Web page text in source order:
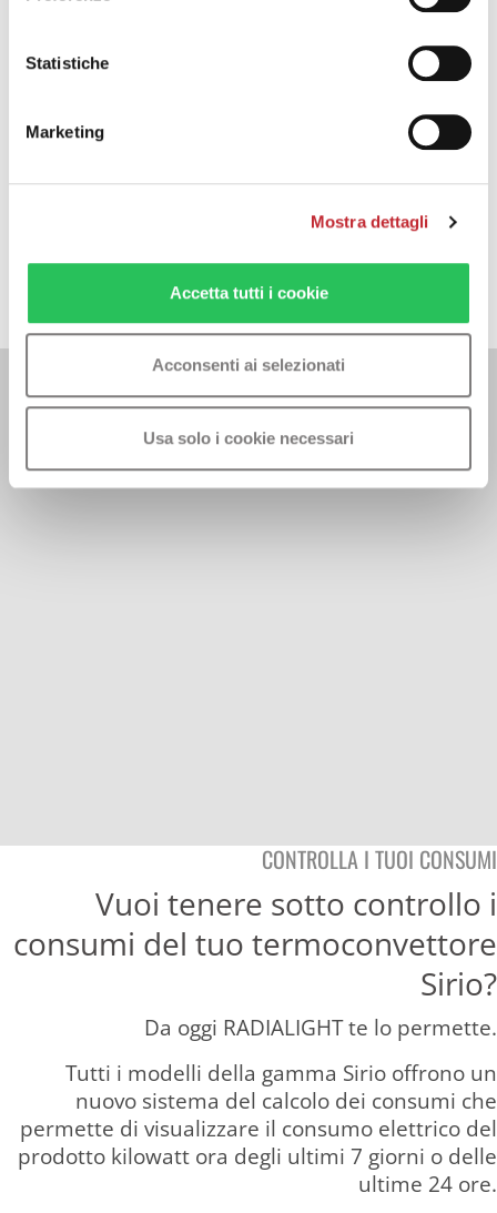
Statistiche
Marketing
Mostra dettagli
Accetta tutti i cookie
Acconsenti ai selezionati
Usa solo i cookie necessari
CONTROLLA I TUOI CONSUMI
Vuoi tenere sotto controllo i
consumi del tuo termoconvettore
Sirio?
Da oggi RADIALIGHT te lo permette.
Tutti i modelli della gamma Sirio offrono un
nuovo sistema del calcolo dei consumi che
permette di visualizzare il consumo elettrico del
prodotto kilowatt ora degli ultimi 7 giorni o delle
ultime 24 ore.